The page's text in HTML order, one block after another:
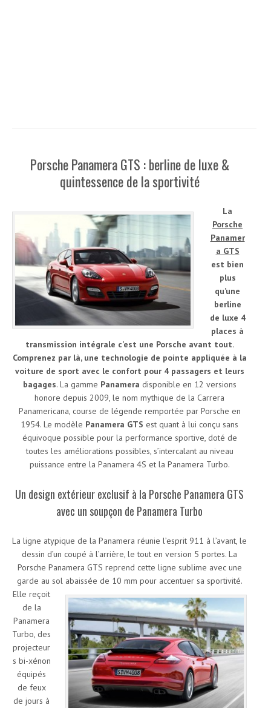
Porsche Panamera GTS : berline de luxe &
quintessence de la sportivité
La
Porsche
Panamer
a GTS
est bien
plus
qu’une
berline
de luxe 4
places à
transmission intégrale c’est une Porsche avant tout.
Comprenez par là, une technologie de pointe appliquée à la
voiture de sport avec le confort pour 4 passagers et leurs
bagages. La gamme Panamera disponible en 12 versions
honore depuis 2009, le nom mythique de la Carrera
Panamericana, course de légende remportée par Porsche en
1954. Le modèle Panamera GTS est quant à lui conçu sans
équivoque possible pour la performance sportive, doté de
toutes les améliorations possibles, s’intercalant au niveau
puissance entre la Panamera 4S et la Panamera Turbo.
Un design extérieur exclusif à la Porsche Panamera GTS
avec un soupçon de Panamera Turbo
La ligne atypique de la Panamera réunie l’esprit 911 à l’avant, le
dessin d’un coupé à l’arrière, le tout en version 5 portes. La
Porsche Panamera GTS reprend cette ligne sublime avec une
garde au sol abaissée de 10 mm pour accentuer sa sportivité.
Elle reçoit
de la
Panamera
Turbo, des
projecteur
s bi-xénon
équipés
de feux
de jours à